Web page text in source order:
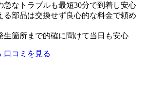
急なトラブルも最短30分で到着し安心
る部品は交換せず良心的な料金で頼め
生箇所まで的確に聞けて当日も安心
口コミを見る